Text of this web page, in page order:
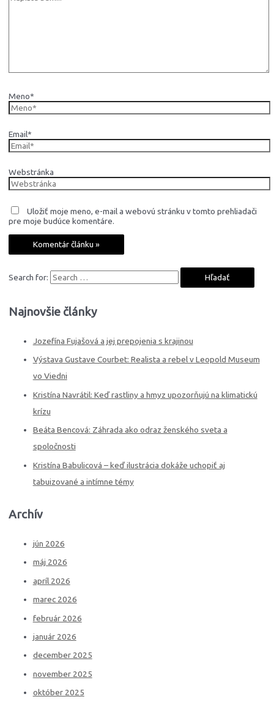
Meno*
Email*
Webstránka
Uložiť moje meno, e-mail a webovú stránku v tomto prehliadači
pre moje budúce komentáre.
Search for:
Najnovšie články
Jozefína Fujašová a jej prepojenia s krajinou
Výstava Gustave Courbet: Realista a rebel v Leopold Museum
vo Viedni
Kristína Navrátil: Keď rastliny a hmyz upozorňujú na klimatickú
krízu
Beáta Bencová: Záhrada ako odraz ženského sveta a
spoločnosti
Kristína Babulicová – keď ilustrácia dokáže uchopiť aj
tabuizované a intímne témy
Archív
jún 2026
máj 2026
apríl 2026
marec 2026
február 2026
január 2026
december 2025
november 2025
október 2025